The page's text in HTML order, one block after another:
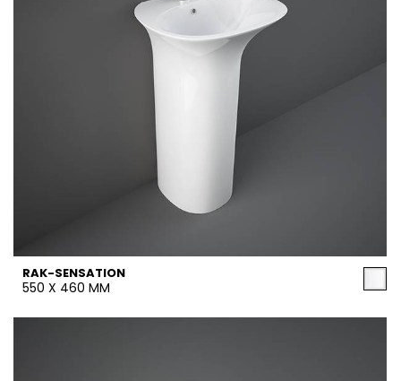
RAK-SENSATION
550 X 460 MM